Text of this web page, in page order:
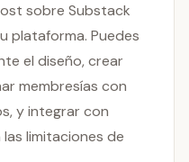
sobre Substack
plataforma. Puedes
el diseño, crear
membresías con
y integrar con
limitaciones de